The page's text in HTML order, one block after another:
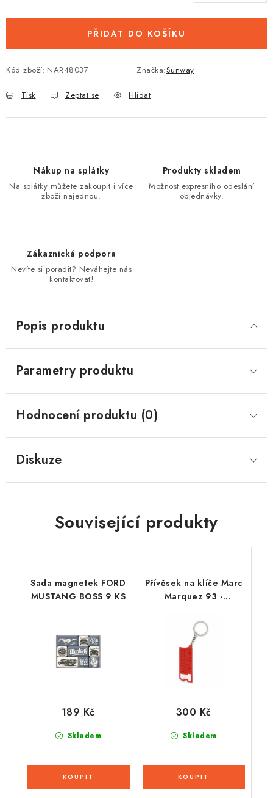
PŘIDAT DO KOŠÍKU
Kód zboží: NAR48037 Značka:Sunway
Tisk Zeptat se Hlídat
Nákup na splátky
Na splátky můžete zakoupit i více
zboží najednou.
Produkty skladem
Možnost expresního odeslání
objednávky.
Zákaznická podpora
Nevíte si poradit? Neváhejte nás
kontaktovat!
Popis produktu
Parametry produktu
Hodnocení produktu (0)
Diskuze
Související produkty
Sada magnetek FORD
MUSTANG BOSS 9 KS
Skladem
189 Kč
Přívěsek na klíče Marc
Marquez 93 -
NO1
Skladem
300 Kč